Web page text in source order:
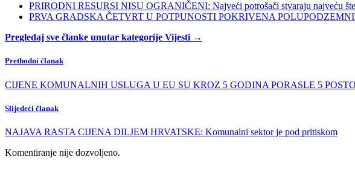
PRIRODNI RESURSI NISU OGRANIČENI: Najveći potrošači stvaraju najveću
PRVA GRADSKA ČETVRT U POTPUNOSTI POKRIVENA
Pregledaj sve članke unutar kategorije Vijesti →
Prethodni članak
CIJENE KOMUNALNIH USLUGA U EU SU KROZ 5 GODINA PORASLE 5
Slijedeći članak
NAJAVA RASTA CIJENA DILJEM HRVATSKE: Komunalni sektor je pod pritiskom
Komentiranje nije dozvoljeno.